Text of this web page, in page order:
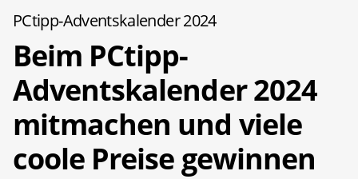
PCtipp-Adventskalender 2024
Beim PCtipp-
Adventskalender 2024
mitmachen und viele
coole Preise gewinnen